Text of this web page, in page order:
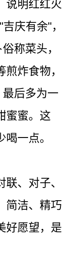
说明红红火
庆有余"，
称菜头，
炸食物，
后多为一
蜜蜜。这
一点。
、对子、
简洁、精巧
好愿望，是